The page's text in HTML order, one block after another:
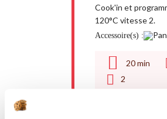
Cook'in et
120°C vitesse 2.
Accessoire(s) :
20min
2
Réserver le